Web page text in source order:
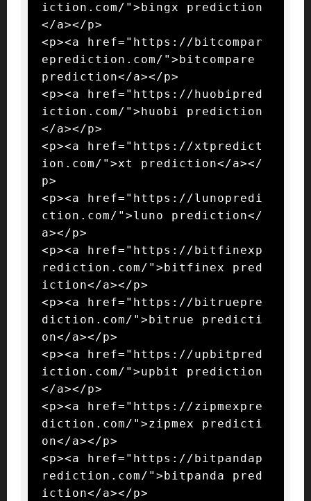
iction.com/">bingx prediction
</a></p>
<p><a href="https://bitcompar
eprediction.com/">bitcompare
prediction</a></p>
<p><a href="https://huobipred
iction.com/">huobi prediction
</a></p>
<p><a href="https://xtpredict
ion.com/">xt prediction</a></
p>
<p><a href="https://lunopredi
ction.com/">luno prediction</
a></p>
<p><a href="https://bitfinexp
rediction.com/">bitfinex pred
iction</a></p>
<p><a href="https://bitruepre
diction.com/">bitrue predicti
on</a></p>
<p><a href="https://upbitpred
iction.com/">upbit prediction
</a></p>
<p><a href="https://zipmexpre
diction.com/">zipmex predicti
on</a></p>
<p><a href="https://bitpandap
rediction.com/">bitpanda pred
iction</a></p>